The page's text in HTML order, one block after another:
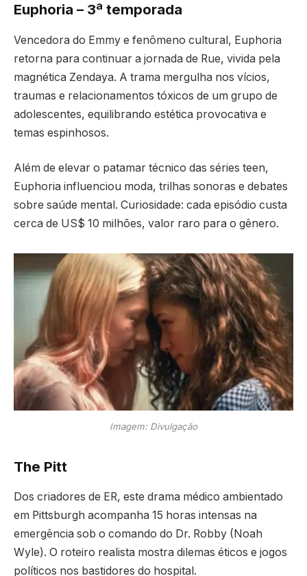
Euphoria – 3ª temporada
Vencedora do Emmy e fenômeno cultural, Euphoria
retorna para continuar a jornada de Rue, vivida pela
magnética Zendaya. A trama mergulha nos vícios,
traumas e relacionamentos tóxicos de um grupo de
adolescentes, equilibrando estética provocativa e
temas espinhosos.
Além de elevar o patamar técnico das séries teen,
Euphoria influenciou moda, trilhas sonoras e debates
sobre saúde mental. Curiosidade: cada episódio custa
cerca de US$ 10 milhões, valor raro para o gênero.
Imagem: Divulgação
The Pitt
Dos criadores de ER, este drama médico ambientado
em Pittsburgh acompanha 15 horas intensas na
emergência sob o comando do Dr. Robby (Noah
Wyle). O roteiro realista mostra dilemas éticos e jogos
políticos nos bastidores do hospital.